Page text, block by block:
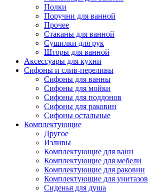
Полки
Поручни для ванной
Прочее
Стаканы для ванной
Сушилки для рук
Шторы для ванной
Аксессуары для кухни
Сифоны и слив-переливы
Сифоны для ванны
Сифоны для мойки
Сифоны для поддонов
Сифоны для раковин
Сифоны остальные
Комплектующие
Другое
Изливы
Комплектующие для ванн
Комплектующие для мебели
Комплектующие для раковин
Комплектующие для унитазов
Сиденья для душа